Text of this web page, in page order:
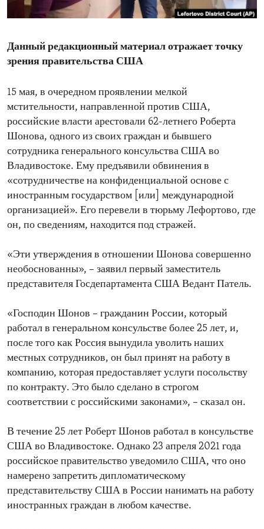
ENVIRONMENT AND HEALTH
Данный редакционный материал отражает точку
зрения правительства США
15 мая, в очередном проявлении мелкой
мстительности, направленной против США,
российские власти арестовали 62-летнего Роберта
Шонова, одного из своих граждан и бывшего
сотрудника генерального консульства США во
Владивостоке. Ему предъявили обвинения в
«сотрудничестве на конфиденциальной основе с
иностранным государством [или] международной
организацией». Его перевели в тюрьму Лефортово, где
он, по сведениям, находится под стражей.
«Эти утверждения в отношении Шонова совершенно
необоснованны», – заявил первый заместитель
представителя Госдепартамента США Ведант Патель.
«Господин Шонов – гражданин России, который
работал в генеральном консульстве более 25 лет, и,
после того как Россия вынудила уволить наших
местных сотрудников, он был принят на работу в
компанию, которая предоставляет услуги посольству
по контракту. Это было сделано в строгом
соответствии с российскими законами», – сказал он.
В течение 25 лет Роберт Шонов работал в консульстве
США во Владивостоке. Однако 23 апреля 2021 года
российское правительство уведомило США, что оно
намерено запретить дипломатическому
представительству США в России нанимать на работу
иностранных граждан в любом качестве.